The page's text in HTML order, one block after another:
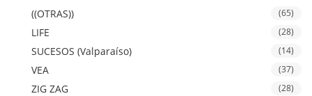
((OTRAS)) (65)
LIFE (28)
SUCESOS (Valparaíso) (14)
VEA (37)
ZIG ZAG (28)